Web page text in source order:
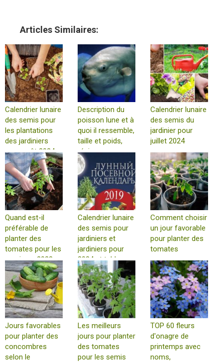
Articles Similaires:
Calendrier lunaire
des semis pour
les plantations
des jardiniers
pour août 2024
Description du
poisson lune et à
quoi il ressemble,
taille et poids,
régime
alimentaire et où
il vit
Calendrier lunaire
des semis du
jardinier pour
juillet 2024
Quand est-il
préférable de
planter des
tomates pour les
semis en 2023 -
calendrier et
caractéristiques
de la
transplantation
Calendrier lunaire
des semis pour
jardiniers et
jardiniers pour
2024 et tableau
de plantation
Comment choisir
un jour favorable
pour planter des
tomates
Jours favorables
pour planter des
concombres
selon le
Les meilleurs
jours pour planter
des tomates
pour les semis
TOP 60 fleurs
d'onagre de
printemps avec
noms,